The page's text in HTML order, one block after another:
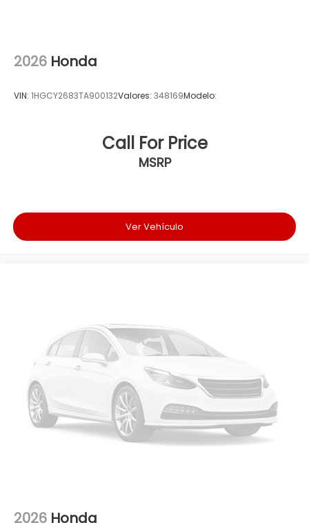
2026 Honda
VIN: 1HGCY2683TA900132Valores: 348169Modelo:
Call For Price
MSRP
Ver Vehículo
2026 Honda